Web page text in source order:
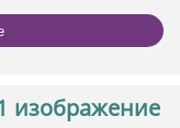
изображение